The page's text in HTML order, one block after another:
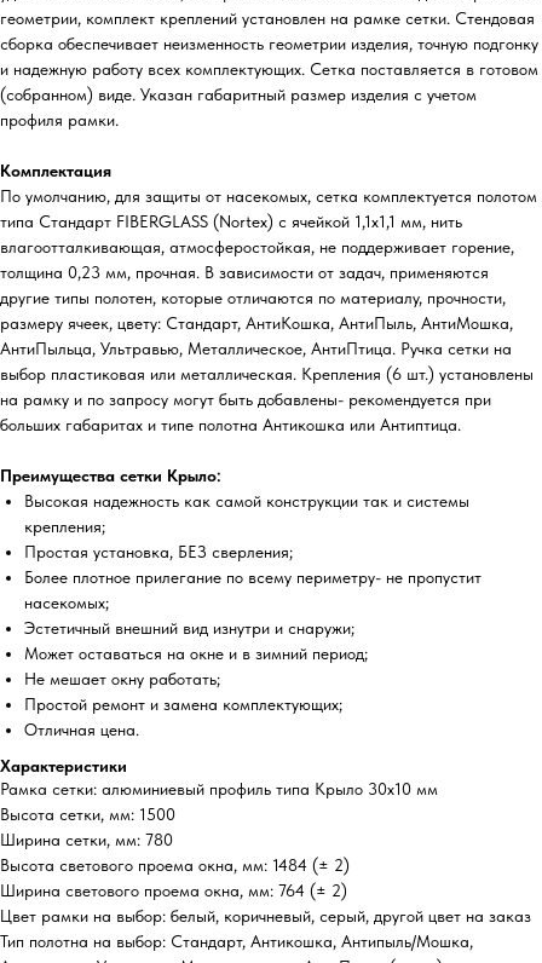
геометрии, комплект креплений установлен на рамке сетки. Стендовая
сборка обеспечивает неизменность геометрии изделия, точную подгонку
и надежную работу всех комплектующих. Сетка поставляется в готовом
(собранном) виде. Указан габаритный размер изделия с учетом
профиля рамки.
Комплектация
По умолчанию, для защиты от насекомых, сетка комплектуется полотом
типа Стандарт FIBERGLASS (Nortex) с ячейкой 1,1х1,1 мм, нить
влагоотталкивающая, атмосферостойкая, не поддерживает горение,
толщина 0,23 мм, прочная. В зависимости от задач, применяются
другие типы полотен, которые отличаются по материалу, прочности,
размеру ячеек, цвету: Стандарт, АнтиКошка, АнтиПыль, АнтиМошка,
АнтиПыльца, Ультравью, Металлическое, АнтиПтица. Ручка сетки на
выбор пластиковая или металлическая. Крепления (6 шт.) установлены
на рамку и по запросу могут быть добавлены- рекомендуется при
больших габаритах и типе полотна Антикошка или Антиптица.
Преимущества сетки Крыло:
Высокая надежность как самой конструкции так и системы
крепления;
Простая установка, БЕЗ сверления;
Более плотное прилегание по всему периметру- не пропустит
насекомых;
Эстетичный внешний вид изнутри и снаружи;
Может оставаться на окне и в зимний период;
Не мешает окну работать;
Простой ремонт и замена комплектующих;
Отличная цена.
Характеристики
Рамка сетки: алюминиевый профиль типа Крыло 30х10 мм
Высота сетки, мм: 1500
Ширина сетки, мм: 780
Высота светового проема окна, мм: 1484 (± 2)
Ширина светового проема окна, мм: 764 (± 2)
Цвет рамки на выбор: белый, коричневый, серый, другой цвет на заказ
Тип полотна на выбор: Стандарт, Антикошка, Антипыль/Мошка,